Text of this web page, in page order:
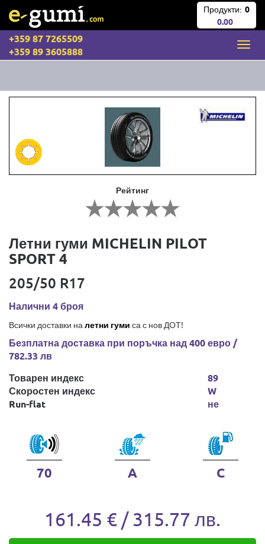
Продукти: 0
0.00
+359 87 7265509
+359 89 3605888
Рейтинг
Летни гуми MICHELIN PILOT
SPORT 4
205/50 R17
Налични 4 броя
Всички доставки на летни гуми са с нов ДОТ!
Безплатна доставка при поръчка над 400 евро /
782.33 лв
Товарен индекс
Скоростен индекс
Run-flat
89
W
не
70 A C
161.45 € / 315.77 лв.